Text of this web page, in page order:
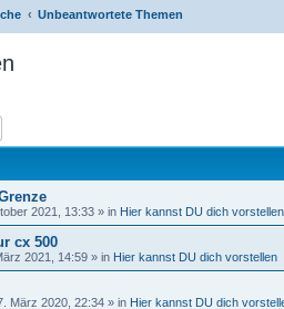
Unbeantwortete Themen
2021, 13:33 » in Hier kannst DU dich vorstellen
cx 500
2021, 14:59 » in Hier kannst DU dich vorstellen
März 2020, 22:34 » in Hier kannst DU dich